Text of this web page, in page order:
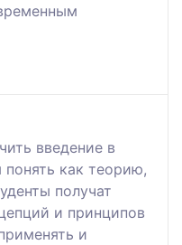
введение в
понять как теорию,
получат
и принципов
и